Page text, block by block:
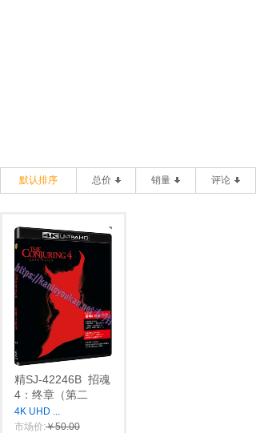
默认排序 总价 销量 评论
精SJ-42246B 招魂
4：终章（第二
4K UHD ...
市场价:￥50.00